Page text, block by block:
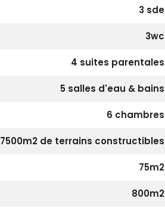
3 sde
3wc
4 suites parentales
5 salles d'eau & bains
6 chambres
7500m2 de terrains constructibles
75m2
800m2